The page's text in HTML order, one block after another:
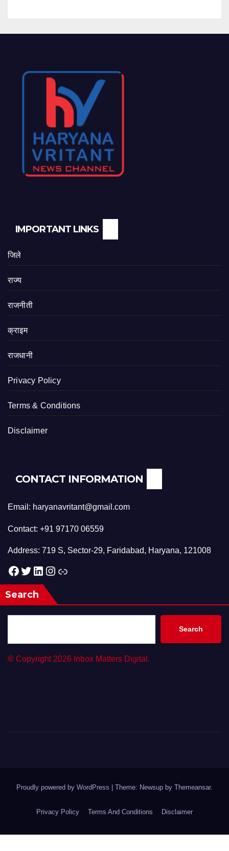
IMPORTANT LINKS
जिले
राज्य
राजनीती
क्राइम
राजधानी
Privacy Policy
Terms & Conditions
Disclaimer
CONTACT INFORMATION
Email: haryanavritant@gmail.com
Contact: +91 97170 06559
Address: 719 S, Sector-29, Faridabad, Haryana, 121008
Facebook Twitter LinkedIn Instagram Link
Search
Search
© Copyright 2026 Inbox Matters Digital.
Proudly powered by WordPress | Theme: Newsup by Themeansar.
Privacy Policy Terms And Conditions Disclaimer